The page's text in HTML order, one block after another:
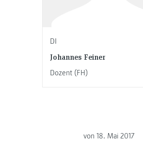
DI
Johannes Feiner
Dozent (FH)
von 18. Mai 2017